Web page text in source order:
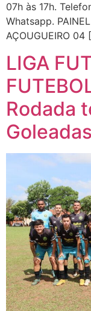
07h às 17h.
Whatsapp.
AÇOUGUEIRO 04
LIGA
Rodada
Goleadas